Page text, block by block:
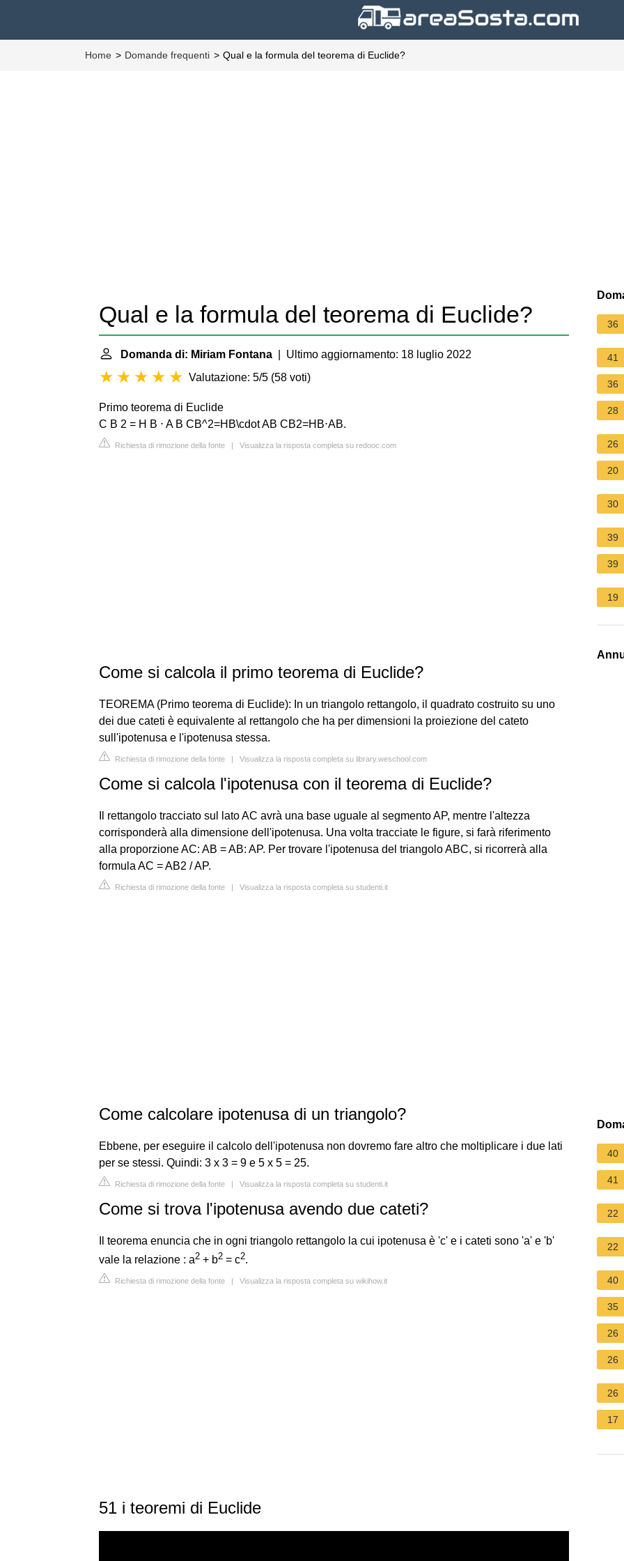
Home Domande frequenti Qual e la formula del teorema di Euclide?
Qual e la formula del teorema di Euclide?
Domanda di: Miriam Fontana | Ultimo aggiornamento: 18 luglio 2022
Valutazione: 5/5 (58 voti)
Primo teorema di Euclide
C B 2 = H B ⋅ A B CB^2=HB\cdot AB CB2=HB⋅AB.
Richiesta di rimozione della fonte | Visualizza la risposta completa su redooc.com
Come si calcola il primo teorema di Euclide?
TEOREMA (Primo teorema di Euclide): In un triangolo rettangolo, il quadrato costruito su uno
dei due cateti è equivalente al rettangolo che ha per dimensioni la proiezione del cateto
sull'ipotenusa e l'ipotenusa stessa.
Richiesta di rimozione della fonte | Visualizza la risposta completa su library.weschool.com
Come si calcola l'ipotenusa con il teorema di Euclide?
Il rettangolo tracciato sul lato AC avrà una base uguale al segmento AP, mentre l'altezza
corrisponderà alla dimensione dell'ipotenusa. Una volta tracciate le figure, si farà riferimento
alla proporzione AC: AB = AB: AP. Per trovare l'ipotenusa del triangolo ABC, si ricorrerà alla
formula AC = AB2 / AP.
Richiesta di rimozione della fonte | Visualizza la risposta completa su studenti.it
Come calcolare ipotenusa di un triangolo?
Ebbene, per eseguire il calcolo dell'ipotenusa non dovremo fare altro che moltiplicare i due lati
per se stessi. Quindi: 3 x 3 = 9 e 5 x 5 = 25.
Richiesta di rimozione della fonte | Visualizza la risposta completa su studenti.it
Come si trova l'ipotenusa avendo due cateti?
Il teorema enuncia che in ogni triangolo rettangolo la cui ipotenusa è 'c' e i cateti sono 'a' e 'b'
vale la relazione : a2 + b2 = c2.
Richiesta di rimozione della fonte Visualizza la risposta completa su wikihow.it
51 i teoremi di Euclide
36
41
36
28
26
20
30
39
39
19
40
41
22
22
40
35
26
26
26
17